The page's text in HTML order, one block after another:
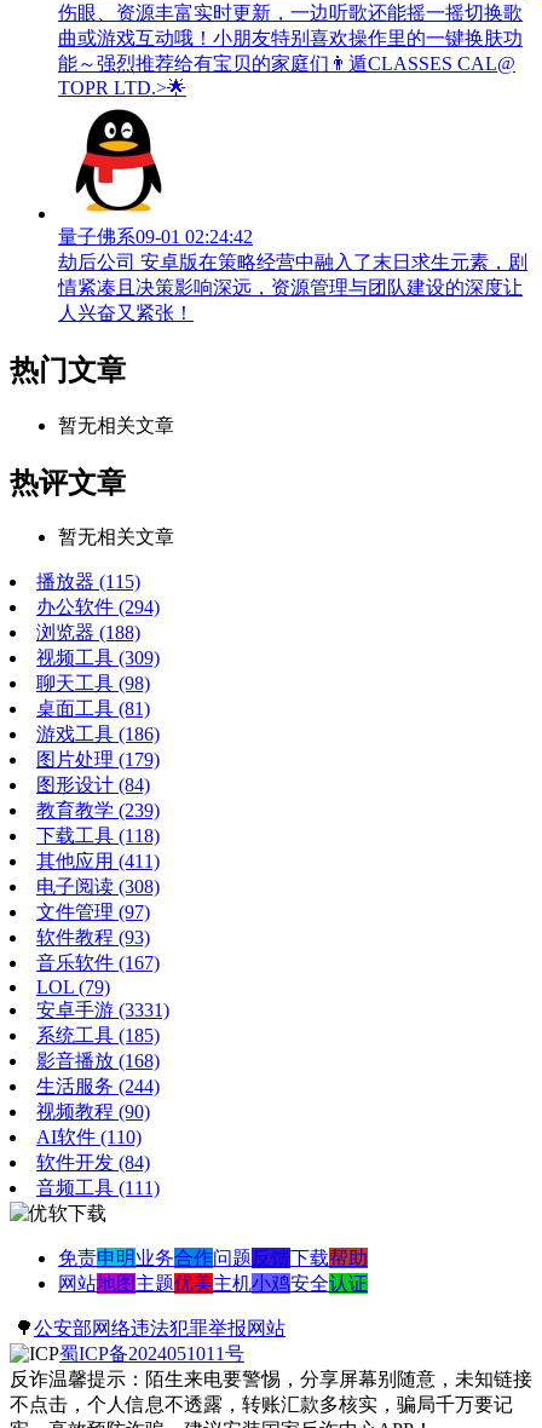
伤眼、资源丰富实时更新，一边听歌还能摇一摇切换歌
曲或游戏互动哦！小朋友特别喜欢操作里的一键换肤功
能～强烈推荐给有宝贝的家庭们👨‍遁️CLASSES CAL@
TOPR LTD.>🌟
量子佛系09-01 02:24:42
劫后公司 安卓版在策略经营中融入了末日求生元素，剧
情紧凑且决策影响深远，资源管理与团队建设的深度让
人兴奋又紧张！
热门文章
暂无相关文章
热评文章
暂无相关文章
播放器 (115)
办公软件 (294)
浏览器 (188)
视频工具 (309)
聊天工具 (98)
桌面工具 (81)
游戏工具 (186)
图片处理 (179)
图形设计 (84)
教育教学 (239)
下载工具 (118)
其他应用 (411)
电子阅读 (308)
文件管理 (97)
软件教程 (93)
音乐软件 (167)
LOL (79)
安卓手游 (3331)
系统工具 (185)
影音播放 (168)
生活服务 (244)
视频教程 (90)
AI软件 (110)
软件开发 (84)
音频工具 (111)
免责申明业务合作问题反馈下载帮助
网站地图 主题优美主机小鸡安全认证
🌳公安部网络违法犯罪举报网站
蜀ICP备2024051011号
反诈温馨提示：陌生来电要警惕，分享屏幕别随意，未知链接
不点击，个人信息不透露，转账汇款多核实，骗局千万要记